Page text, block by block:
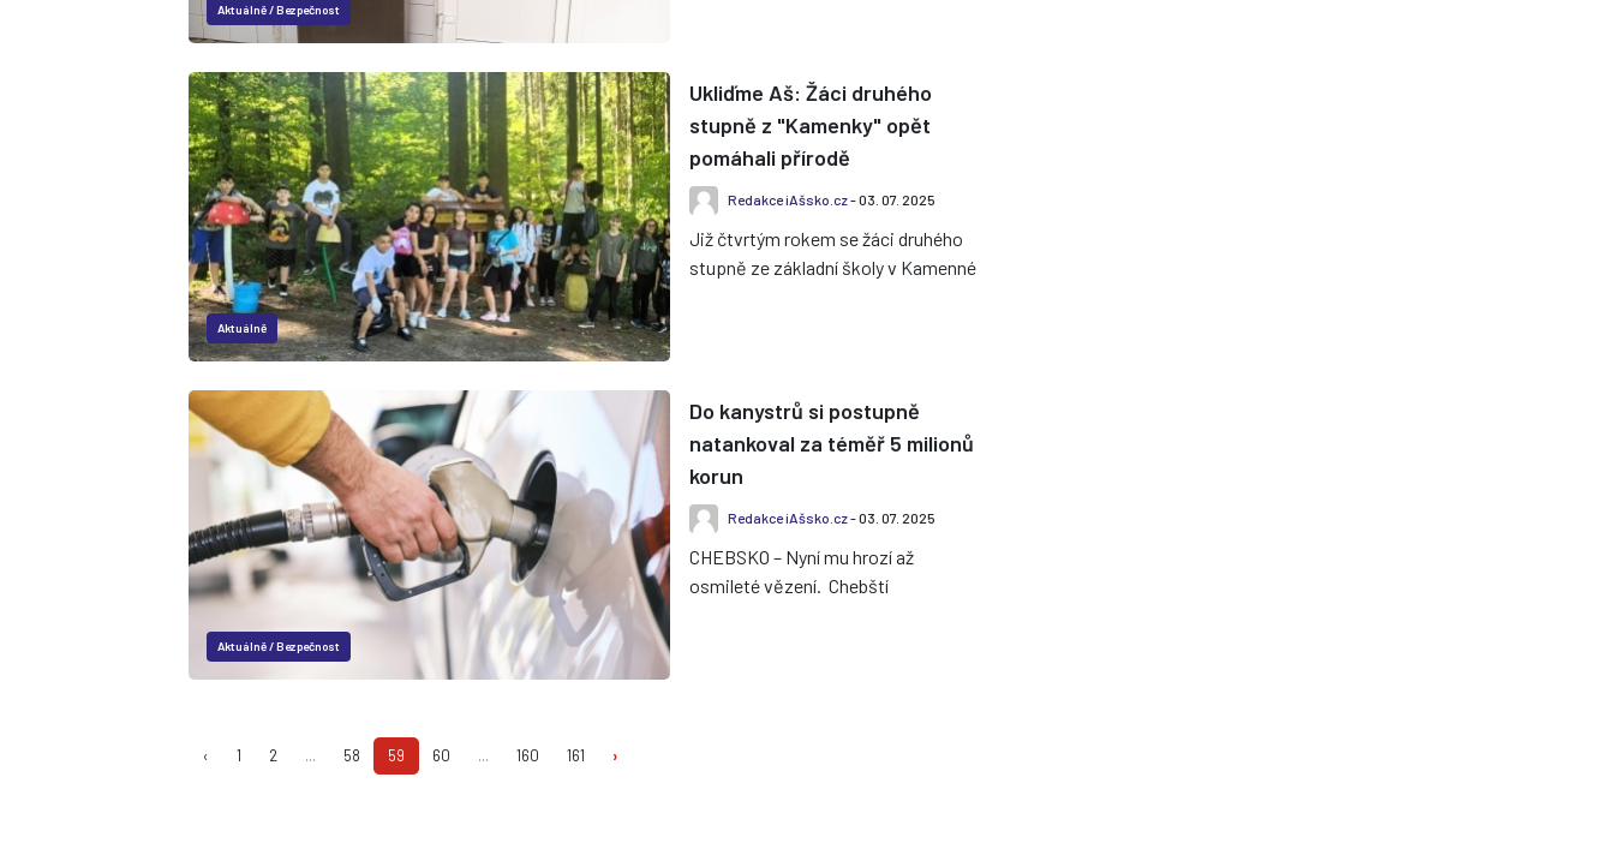
Aktuálně/Bezpečnost
Aktuálně
Ukliďme Aš: Žáci druhého
stupně z "Kamenky" opět
pomáhali přírodě
Redakce iAšsko.cz- 03. 07. 2025
Již čtvrtým rokem se žáci druhého
stupně ze základní školy v Kamenné
Aktuálně/Bezpečnost
Do kanystrů si postupně
natankoval za téměř 5 milionů
korun
Redakce iAšsko.cz- 03. 07. 2025
CHEBSKO – Nyní mu hrozí až
osmileté vězení. Chebští
‹ 1 2 ... 58 59 60 ... 160 161 ›